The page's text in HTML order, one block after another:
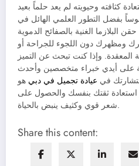
كثافته وحيويته لم يعد حلماً بعيد
بفضل التطور العلمي الهائل في
البلازما الغنية بالصفائح الدموية
ومظهرك دون اللجوء للجراحة أو
المعقدة. وإذا كنت تبحث عن التميز
على أيدي خبراء متخصصين وأحدث
في عيادة تجميل في دبي هو
استعادة ثقتك بنفسك والحصول على
شعر قوي وكثيف ينبض بالحياة.
Share this content: